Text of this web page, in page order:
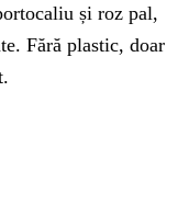
și roz pal,
Fără plastic, doar